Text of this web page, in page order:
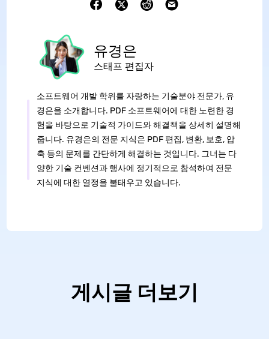
유경은
스태프 편집자
소프트웨어 개발 학위를 자랑하는 기술분야 전문가, 유
경은을 소개합니다. PDF 소프트웨어에 대한 노련한 경
험을 바탕으로 기술적 가이드와 해결책을 상세히 설명해
줍니다. 유경은의 전문 지식은 PDF 편집, 변환, 보호, 압
축 등의 문제를 간단하게 해결하는 것입니다. 그녀는 다
양한 기술 컨벤션과 행사에 정기적으로 참석하여 전문
지식에 대한 열정을 불태우고 있습니다.
게시글 더보기